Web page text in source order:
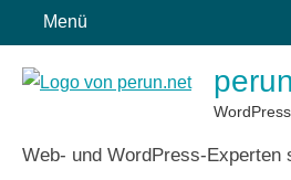
Inhalt
springen
Menü
Web- und WordPress-Experten